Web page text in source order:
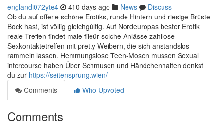
englandi072yte4 410 days ago News
Discuss
Ob du auf offene schöne Erotiks, runde Hintern und riesige Brüste
Bock hast, ist völlig gleichgültig. Auf Nordeuropas bester Erotik
reale Treffen findet male fileür solche Anlässe zahllose
Sexkontaktetreffen mit pretty Weibern, die sich anstandslos
rammeln lassen. Hemmungslose Teen-Mösen müssen Sexual
intercourse haben Über Schmusen und Händchenhalten denkst
du zur https://seitensprung.wien/
Comments
Who Upvoted
Comments